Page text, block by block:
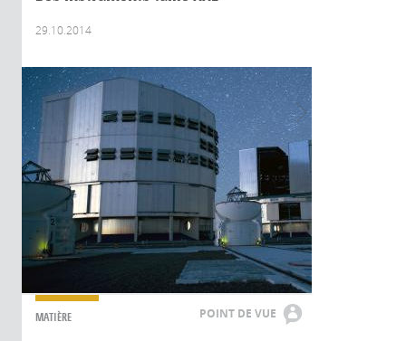
29.10.2014
MATIÈRE POINT DE VUE